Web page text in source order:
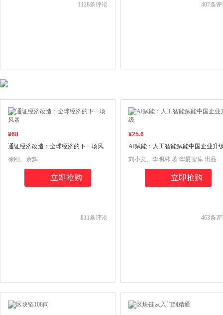
1128条评论 407条
¥68
通证经济改造：全球经济的下一场风
暴
811条评论
徐刚、余辉
立即抢购
¥25.6
AI赋能：人工智能赋能中国企业升
463条
刘小文、李明林 著 华夏智库 出品
立即抢购